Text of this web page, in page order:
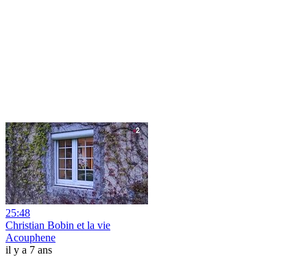
25:48
Christian Bobin et la vie
Acouphene
il y a 7 ans